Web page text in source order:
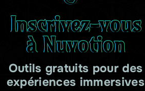
Inscrivez-vous
à Nuvotion
Outils gratuits pour des
expériences immersives